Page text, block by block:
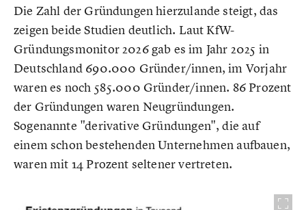
Die Zahl der Gründungen hierzulande steigt, das
zeigen beide Studien deutlich. Laut KfW-
Gründungsmonitor 2026 gab es im Jahr 2025 in
Deutschland 690.000 Gründer/innen, im Vorjahr
waren es noch 585.000 Gründer/innen. 86 Prozent
der Gründungen waren Neugründungen.
Sogenannte "derivative Gründungen", die auf
einem schon bestehenden Unternehmen aufbauen,
waren mit 14 Prozent seltener vertreten.